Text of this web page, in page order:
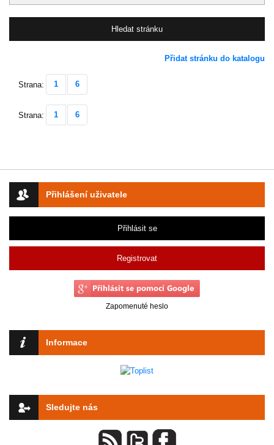
Přihlášení uživatele
Přihlásit se
Registrovat
Zapomenuté heslo
Informace
Sledujte nás
Přidat stránku do katalogu
Strana: 1 6
Strana: 1 6